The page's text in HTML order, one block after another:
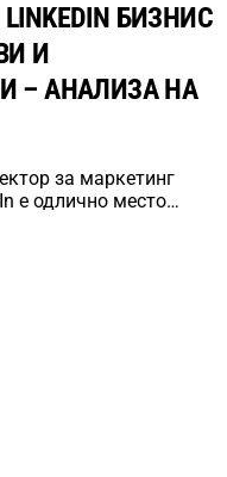
БИЗНИС
И
– АНАЛИЗА НА
за маркетинг
е одлично место…